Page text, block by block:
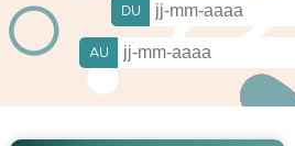
DU
AU